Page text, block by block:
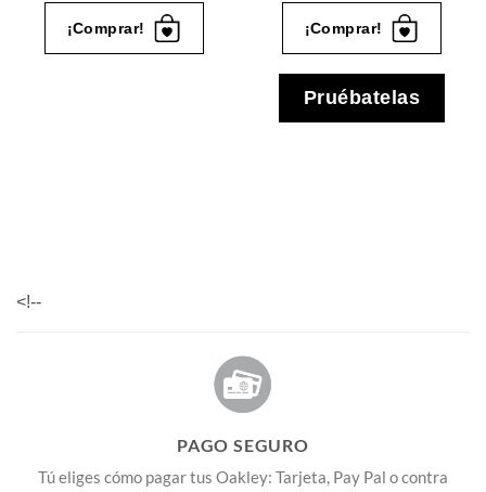
original
era:
256.00 €. 166.00 €.
¡Comprar!
original
era:
218.00 €.
¡Comprar!
Pruébatelas
€.
<!--
PAGO SEGURO
Tú eliges cómo pagar tus Oakley: Tarjeta, Pay Pal o contra